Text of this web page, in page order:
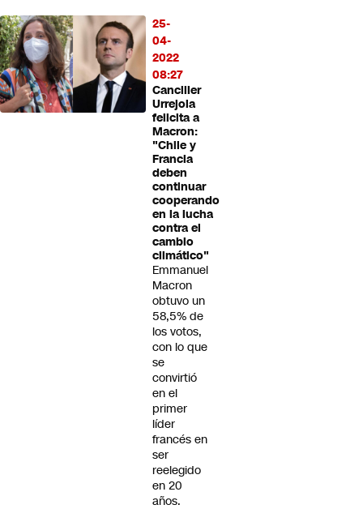
25-
04-
2022
08:27
Canciller
Urrejola
felicita a
Macron:
"Chile y
Francia
deben
continuar
cooperando
en la lucha
contra el
cambio
climático"
Emmanuel
Macron
obtuvo un
58,5% de
los votos,
con lo que
se
convirtió
en el
primer
líder
francés en
ser
reelegido
en 20
años.